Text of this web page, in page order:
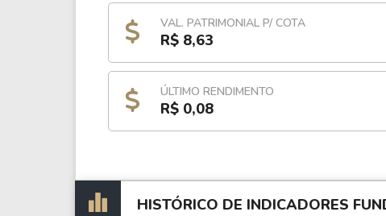
VAL. PATRIMONIAL P/ COTA
R$ 8,63
ÚLTIMO RENDIMENTO
R$ 0,08
HISTÓRICO DE INDICADORES